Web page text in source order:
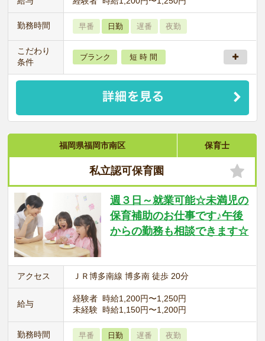
勤務時間 早番 日勤 遅番 夜勤
こだわり
条件
ブランク 短 時 間
福岡県福岡市南区 保育士
私立認可保育園
週３日～就業可能☆未満児の
保育補助のお仕事です♪午後
からの勤務も相談できます☆
アクセス ＪＲ博多南線 博多南 徒歩 20分
給与
経験者 時給1,200円〜1,250円
未経験 時給1,150円〜1,200円
勤務時間 早番 日勤 遅番 夜勤